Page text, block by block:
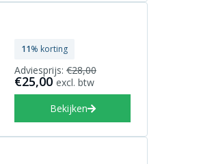
11% korting
Adviesprijs: €28,00
€25,00excl. btw
Bekijken